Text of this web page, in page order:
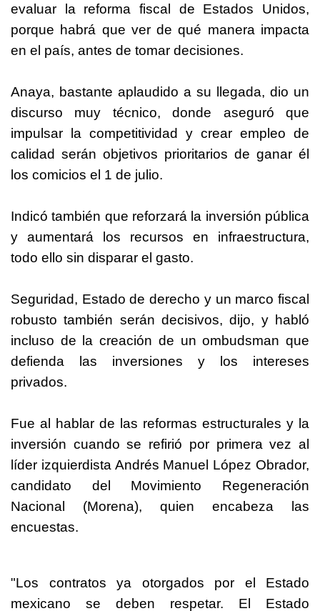
evaluar la reforma fiscal de Estados Unidos,
porque habrá que ver de qué manera impacta
en el país, antes de tomar decisiones.
Anaya, bastante aplaudido a su llegada, dio un
discurso muy técnico, donde aseguró que
impulsar la competitividad y crear empleo de
calidad serán objetivos prioritarios de ganar él
los comicios el 1 de julio.
Indicó también que reforzará la inversión pública
y aumentará los recursos en infraestructura,
todo ello sin disparar el gasto.
Seguridad, Estado de derecho y un marco fiscal
robusto también serán decisivos, dijo, y habló
incluso de la creación de un ombudsman que
defienda las inversiones y los intereses
privados.
Fue al hablar de las reformas estructurales y la
inversión cuando se refirió por primera vez al
líder izquierdista Andrés Manuel López Obrador,
candidato del Movimiento Regeneración
Nacional (Morena), quien encabeza las
encuestas.
"Los contratos ya otorgados por el Estado
mexicano se deben respetar. El Estado